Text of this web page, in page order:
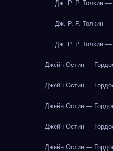
Дж. Р. Р. Толкин —
Дж. Р. Р. Толкин —
Дж. Р. Р. Толкин —
Джейн Остин —
Джейн Остин —
Джейн Остин —
Джейн Остин —
Джейн Остин —